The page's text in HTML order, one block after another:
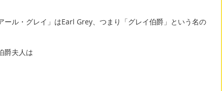
ール・グレイ」はEarl Grey、つまり「グレイ伯爵」という名の
爵夫人は